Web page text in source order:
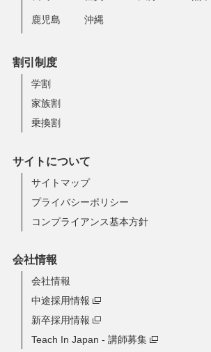
鹿児島 沖縄
割引制度
学割
家族割
乗換割
サイトについて
サイトマップ
プライバシーポリシー
コンプライアンス基本方針
会社情報
会社情報
中途採用情報
新卒採用情報
Teach In Japan - 講師募集